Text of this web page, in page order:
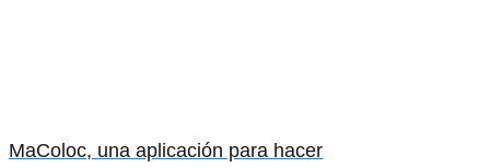
MaColoc, una aplicación para hacer